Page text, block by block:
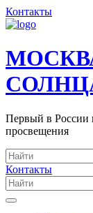
Контакты
Первый в России
просвещения
Контакты